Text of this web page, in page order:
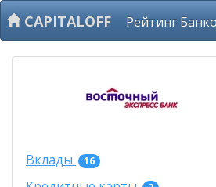
CAPITALOFF Рейтинг
Вклады 16